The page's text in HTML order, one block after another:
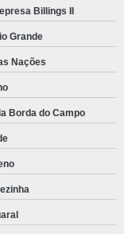
Billings II
Grande
Nações
Borda do Campo